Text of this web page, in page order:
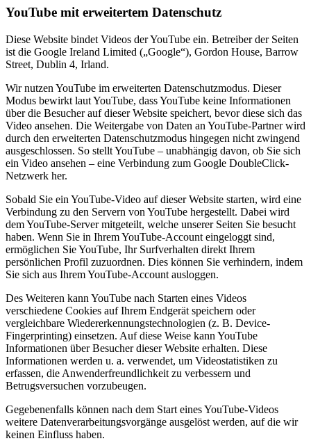
YouTube mit erweitertem Datenschutz
Diese Website bindet Videos der YouTube ein. Betreiber der Seiten
ist die Google Ireland Limited („Google“), Gordon House, Barrow
Street, Dublin 4, Irland.
Wir nutzen YouTube im erweiterten Datenschutzmodus. Dieser
Modus bewirkt laut YouTube, dass YouTube keine Informationen
über die Besucher auf dieser Website speichert, bevor diese sich das
Video ansehen. Die Weitergabe von Daten an YouTube-Partner wird
durch den erweiterten Datenschutzmodus hingegen nicht zwingend
ausgeschlossen. So stellt YouTube – unabhängig davon, ob Sie sich
ein Video ansehen – eine Verbindung zum Google DoubleClick-
Netzwerk her.
Sobald Sie ein YouTube-Video auf dieser Website starten, wird eine
Verbindung zu den Servern von YouTube hergestellt. Dabei wird
dem YouTube-Server mitgeteilt, welche unserer Seiten Sie besucht
haben. Wenn Sie in Ihrem YouTube-Account eingeloggt sind,
ermöglichen Sie YouTube, Ihr Surfverhalten direkt Ihrem
persönlichen Profil zuzuordnen. Dies können Sie verhindern, indem
Sie sich aus Ihrem YouTube-Account ausloggen.
Des Weiteren kann YouTube nach Starten eines Videos
verschiedene Cookies auf Ihrem Endgerät speichern oder
vergleichbare Wiedererkennungstechnologien (z. B. Device-
Fingerprinting) einsetzen. Auf diese Weise kann YouTube
Informationen über Besucher dieser Website erhalten. Diese
Informationen werden u. a. verwendet, um Videostatistiken zu
erfassen, die Anwenderfreundlichkeit zu verbessern und
Betrugsversuchen vorzubeugen.
Gegebenenfalls können nach dem Start eines YouTube-Videos
weitere Datenverarbeitungsvorgänge ausgelöst werden, auf die wir
keinen Einfluss haben.